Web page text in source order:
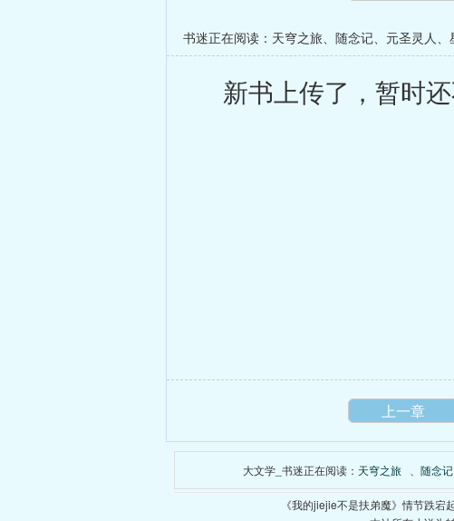
书迷正在阅读： 天穹之旅、 随念记、 元圣灵人、
新书上传了，暂时还
上一章
大文学_书迷正在阅读： 天穹之旅 随念记
《我的jiejie不是扶弟魔》情节跌宕